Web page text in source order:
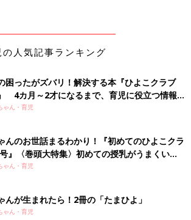
ント「may216」
たのは抹茶入り食パンを使用し、いちごが
ったそうです。
！「いちごメロンパン」
人気記事ランキング
困ったがズバリ！解決する本『ひよこクラブ
4カ月～2才になるまで、育児に役立つ情報が
い！
ゃん・育児
んのお世話まるわかり！『初めてのひよこクラ
』〈巻頭大特集〉初めての授乳がうまくい
っぱい・ミルクの基本と夏のトラブル 解決テ
ゃん・育児
んが生まれたら！2冊の「たまひよ」
ゃん・育児